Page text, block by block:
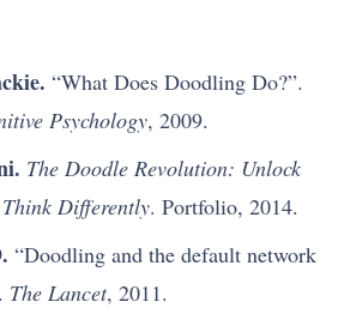
“What Does Doodling Do?”.
Psychology, 2009.
The Doodle Revolution: Unlock
Differently. Portfolio, 2014.
“Doodling and the default network
The Lancet, 2011.